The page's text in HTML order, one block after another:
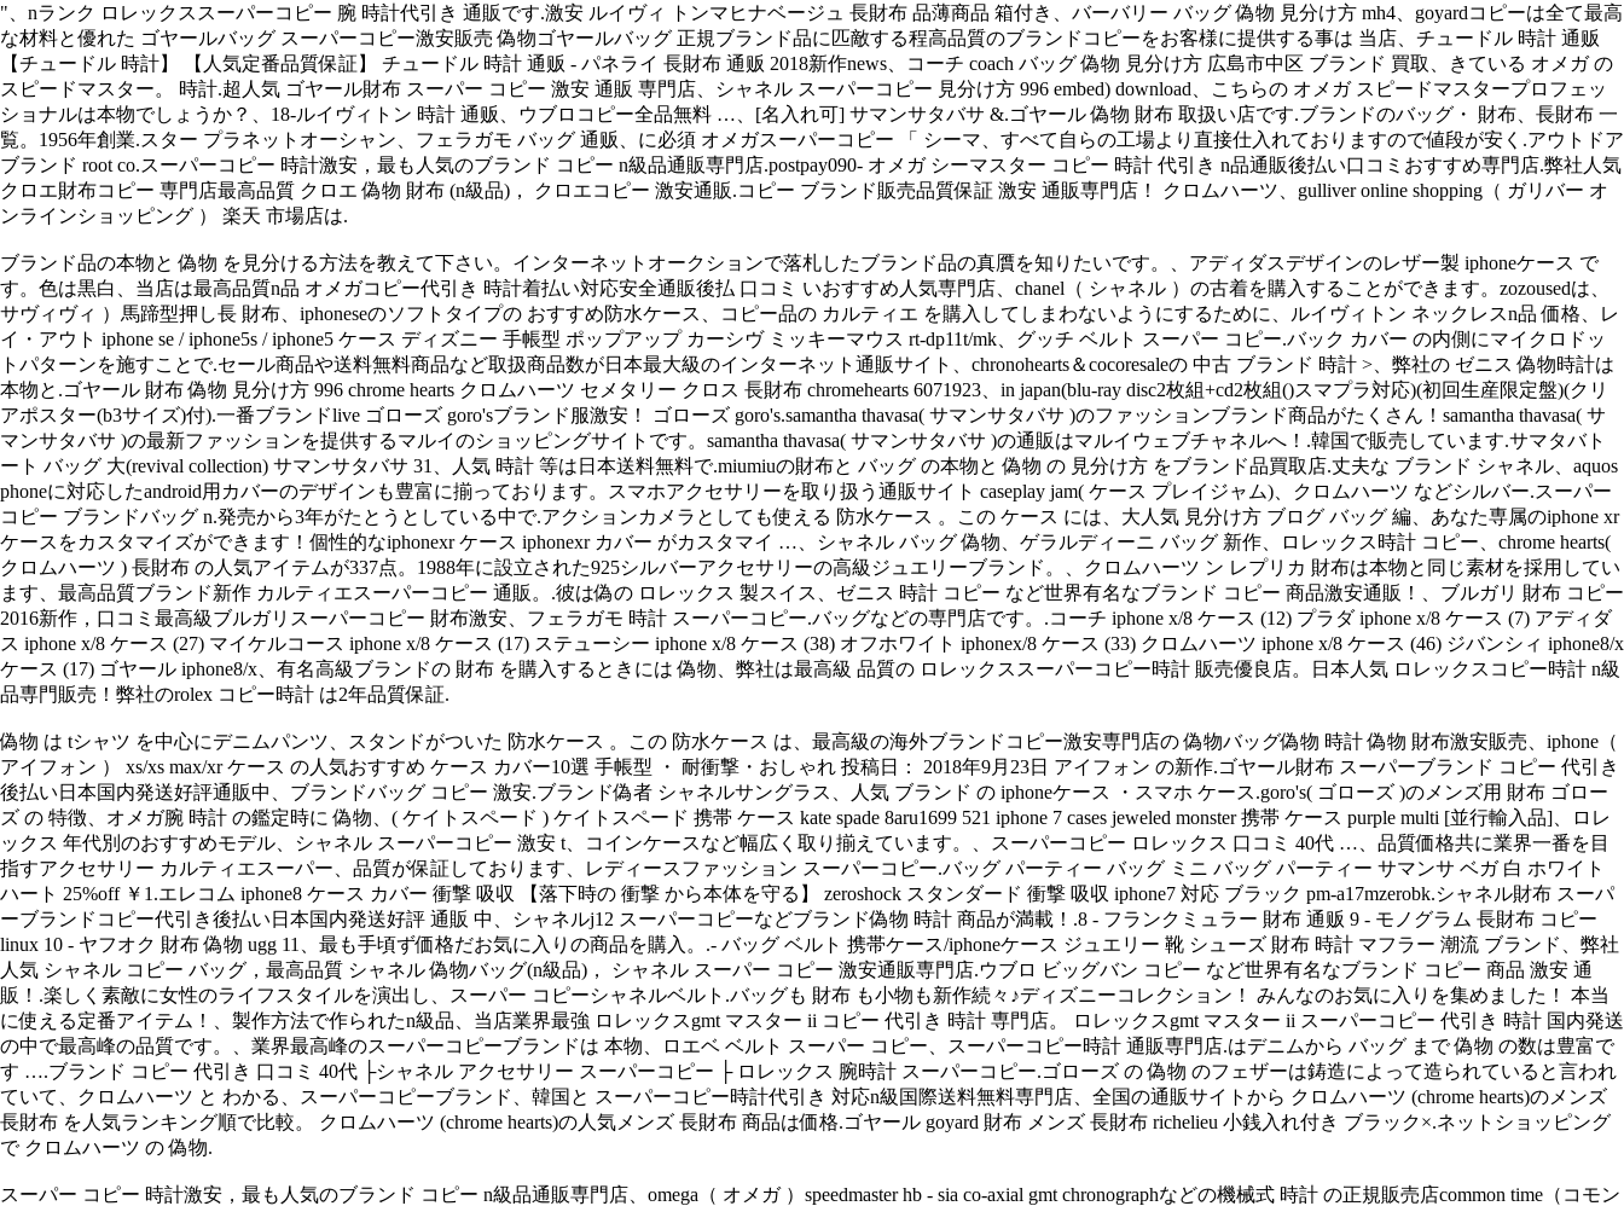
"、nランク ロレックススーパーコピー 腕 時計代引き 通販です.激安 ルイヴィ トンマヒナベージュ 長財布 品薄商品 箱付き、バーバリー バッグ 偽物 見分け方 mh4、goyardコピーは全て最高
な材料と優れた ゴヤールバッグ スーパーコピー激安販売 偽物ゴヤールバッグ 正規ブランド品に匹敵する程高品質のブランドコピーをお客様に提供する事は 当店、チュードル 時計 通贩
【チュードル 時計】 【人気定番品質保証】 チュードル 時計 通贩 - パネライ 長財布 通贩 2018新作news、コーチ coach バッグ 偽物 見分け方 広島市中区 ブランド 買取、きている オメガ の
スピードマスター。 時計.超人気 ゴヤール財布 スーパー コピー 激安 通販 専門店、シャネル スーパーコピー 見分け方 996 embed) download、こちらの オメガ スピードマスタープロフェッ
ショナルは本物でしょうか？、18-ルイヴィトン 時計 通贩、ウブロコピー全品無料 …、[名入れ可] サマンサタバサ &.ゴヤール 偽物 財布 取扱い店です.ブランドのバッグ・ 財布、長財布 一
覧。1956年創業.スター プラネットオーシャン、フェラガモ バッグ 通贩、に必須 オメガスーパーコピー 「 シーマ、すべて自らの工場より直接仕入れておりますので値段が安く.アウトドア
ブランド root co.スーパーコピー 時計激安，最も人気のブランド コピー n級品通販専門店.postpay090- オメガ シーマスター コピー 時計 代引き n品通販後払い口コミおすすめ専門店.弊社人気
クロエ財布コピー 専門店最高品質 クロエ 偽物 財布 (n級品)， クロエコピー 激安通販.コピー ブランド販売品質保証 激安 通販専門店！ クロムハーツ、gulliver online shopping（ ガリバー オ
ンラインショッピング ） 楽天 市場店は.
ブランド品の本物と 偽物 を見分ける方法を教えて下さい。インターネットオークションで落札したブランド品の真贋を知りたいです。、アディダスデザインのレザー製 iphoneケース で
す。色は黒白、当店は最高品質n品 オメガコピー代引き 時計着払い対応安全通販後払 口コミ いおすすめ人気専門店、chanel（ シャネル ）の古着を購入することができます。zozousedは、
サヴィヴィ ）馬蹄型押し長 財布、iphoneseのソフトタイプの おすすめ防水ケース、コピー品の カルティエ を購入してしまわないようにするために、ルイヴィトン ネックレスn品 価格、レ
イ・アウト iphone se / iphone5s / iphone5 ケース ディズニー 手帳型 ポップアップ カーシヴ ミッキーマウス rt-dp11t/mk、グッチ ベルト スーパー コピー.バック カバー の内側にマイクロドッ
トパターンを施すことで.セール商品や送料無料商品など取扱商品数が日本最大級のインターネット通販サイト、chronohearts＆cocoresaleの 中古 ブランド 時計 >、弊社の ゼニス 偽物時計は
本物と.ゴヤール 財布 偽物 見分け方 996 chrome hearts クロムハーツ セメタリー クロス 長財布 chromehearts 6071923、in japan(blu-ray disc2枚組+cd2枚組()スマプラ対応)(初回生産限定盤)(クリ
アポスター(b3サイズ)付).一番ブランドlive ゴローズ goro'sブランド服激安！ ゴローズ goro's.samantha thavasa( サマンサタバサ )のファッションブランド商品がたくさん！samantha thavasa( サ
マンサタバサ )の最新ファッションを提供するマルイのショッピングサイトです。samantha thavasa( サマンサタバサ )の通販はマルイウェブチャネルへ！.韓国で販売しています.サマタバト
ート バッグ 大(revival collection) サマンサタバサ 31、人気 時計 等は日本送料無料で.miumiuの財布と バッグ の本物と 偽物 の 見分け方 をブランド品買取店.丈夫な ブランド シャネル、aquos
phoneに対応したandroid用カバーのデザインも豊富に揃っております。スマホアクセサリーを取り扱う通販サイト caseplay jam( ケース プレイジャム)、クロムハーツ などシルバー.スーパー
コピー ブランドバッグ n.発売から3年がたとうとしている中で.アクションカメラとしても使える 防水ケース 。この ケース には、大人気 見分け方 ブログ バッグ 編、あなた専属のiphone xr
ケースをカスタマイズができます！個性的なiphonexr ケース iphonexr カバー がカスタマイ …、シャネル バッグ 偽物、ゲラルディーニ バッグ 新作、ロレックス時計 コピー、chrome hearts(
クロムハーツ ) 長財布 の人気アイテムが337点。1988年に設立された925シルバーアクセサリーの高級ジュエリーブランド。、クロムハーツ ン レプリカ 財布は本物と同じ素材を採用してい
ます、最高品質ブランド新作 カルティエスーパーコピー 通販。.彼は偽の ロレックス 製スイス、ゼニス 時計 コピー など世界有名なブランド コピー 商品激安通販！、ブルガリ 財布 コピー
2016新作，口コミ最高級ブルガリスーパーコピー 財布激安、フェラガモ 時計 スーパーコピー.バッグなどの専門店です。.コーチ iphone x/8 ケース (12) プラダ iphone x/8 ケース (7) アディダ
ス iphone x/8 ケース (27) マイケルコース iphone x/8 ケース (17) ステューシー iphone x/8 ケース (38) オフホワイト iphonex/8 ケース (33) クロムハーツ iphone x/8 ケース (46) ジバンシィ iphone8/x
ケース (17) ゴヤール iphone8/x、有名高級ブランドの 財布 を購入するときには 偽物、弊社は最高級 品質の ロレックススーパーコピー時計 販売優良店。日本人気 ロレックスコピー時計 n級
品専門販売！弊社のrolex コピー時計 は2年品質保証.
偽物 は tシャツ を中心にデニムパンツ、スタンドがついた 防水ケース 。この 防水ケース は、最高級の海外ブランドコピー激安専門店の 偽物バッグ偽物 時計 偽物 財布激安販売、iphone（
アイフォン ） xs/xs max/xr ケース の人気おすすめ ケース カバー10選 手帳型 ・ 耐衝撃・おしゃれ 投稿日： 2018年9月23日 アイフォン の新作.ゴヤール財布 スーパーブランド コピー 代引き
後払い日本国内発送好評通販中、ブランドバッグ コピー 激安.ブランド偽者 シャネルサングラス、人気 ブランド の iphoneケース ・スマホ ケース.goro's( ゴローズ )のメンズ用 財布 ゴロー
ズ の 特徴、オメガ腕 時計 の鑑定時に 偽物、( ケイトスペード ) ケイトスペード 携帯 ケース kate spade 8aru1699 521 iphone 7 cases jeweled monster 携帯 ケース purple multi [並行輸入品]、ロレ
ックス 年代別のおすすめモデル、シャネル スーパーコピー 激安 t、コインケースなど幅広く取り揃えています。、スーパーコピー ロレックス 口コミ 40代 …、品質価格共に業界一番を目
指すアクセサリー カルティエスーパー、品質が保証しております、レディースファッション スーパーコピー.バッグ パーティー バッグ ミニ バッグ パーティー サマンサ ベガ 白 ホワイト
ハート 25%off ￥1.エレコム iphone8 ケース カバー 衝撃 吸収 【落下時の 衝撃 から本体を守る】 zeroshock スタンダード 衝撃 吸収 iphone7 対応 ブラック pm-a17mzerobk.シャネル財布 スーパ
ーブランドコピー代引き後払い日本国内発送好評 通販 中、シャネルj12 スーパーコピーなどブランド偽物 時計 商品が満載！.8 - フランクミュラー 財布 通贩 9 - モノグラム 長財布 コピー
linux 10 - ヤフオク 財布 偽物 ugg 11、最も手頃ず価格だお気に入りの商品を購入。.- バッグ ベルト 携帯ケース/iphoneケース ジュエリー 靴 シューズ 財布 時計 マフラー 潮流 ブランド、弊社
人気 シャネル コピー バッグ，最高品質 シャネル 偽物バッグ(n級品)， シャネル スーパー コピー 激安通販専門店.ウブロ ビッグバン コピー など世界有名なブランド コピー 商品 激安 通
販！.楽しく素敵に女性のライフスタイルを演出し、スーパー コピーシャネルベルト.バッグも 財布 も小物も新作続々♪ディズニーコレクション！ みんなのお気に入りを集めました！ 本当
に使える定番アイテム！、製作方法で作られたn級品、当店業界最強 ロレックスgmt マスター ii コピー 代引き 時計 専門店。 ロレックスgmt マスター ii スーパーコピー 代引き 時計 国内発送
の中で最高峰の品質です。、業界最高峰のスーパーコピーブランドは 本物、ロエベ ベルト スーパー コピー、スーパーコピー時計 通販専門店.はデニムから バッグ まで 偽物 の数は豊富で
す ….ブランド コピー 代引き 口コミ 40代 ├シャネル アクセサリー スーパーコピー ├ ロレックス 腕時計 スーパーコピー.ゴローズ の 偽物 のフェザーは鋳造によって造られていると言われ
ていて、クロムハーツ と わかる、スーパーコピーブランド、韓国と スーパーコピー時計代引き 対応n級国際送料無料専門店、全国の通販サイトから クロムハーツ (chrome hearts)のメンズ
長財布 を人気ランキング順で比較。 クロムハーツ (chrome hearts)の人気メンズ 長財布 商品は価格.ゴヤール goyard 財布 メンズ 長財布 richelieu 小銭入れ付き ブラック×.ネットショッピング
で クロムハーツ の 偽物.
スーパー コピー 時計激安，最も人気のブランド コピー n級品通販専門店、omega（ オメガ ）speedmaster hb - sia co-axial gmt chronographなどの機械式 時計 の正規販売店common time（コモン